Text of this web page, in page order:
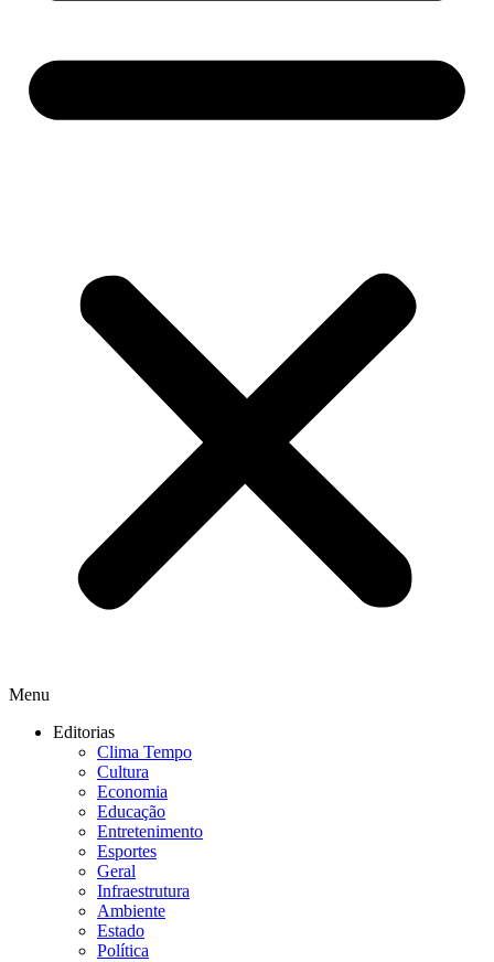
Menu
Editorias
Clima Tempo
Cultura
Economia
Educação
Entretenimento
Esportes
Geral
Infraestrutura
Ambiente
Estado
Política